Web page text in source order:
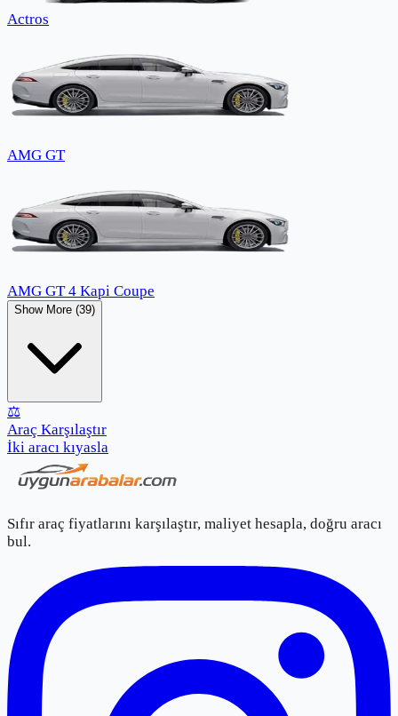
Actros
AMG GT
AMG GT 4 Kapi Coupe
Show More (39)
⚖️
Araç Karşılaştır
İki aracı kıyasla
Sıfır araç fiyatlarını karşılaştır, maliyet hesapla, doğru aracı
bul.